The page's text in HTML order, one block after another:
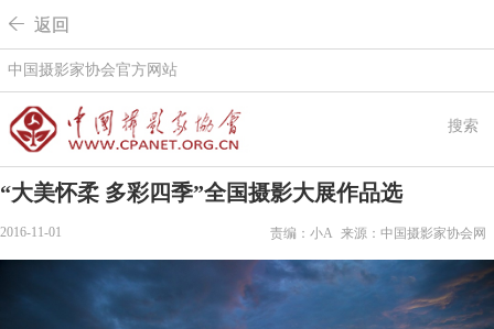
 返回
中国摄影家协会官方网站
搜索
“大美怀柔 多彩四季”全国摄影大展作品选
2016-11-01 来源：中国摄影家协会网
责编：小A